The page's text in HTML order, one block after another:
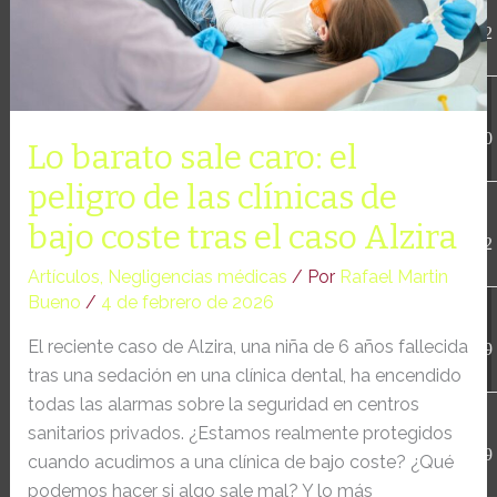
Medicas-Rafael-Martin-
Bueno.pluginlist.2020-10-
KB
10-13
23:07:52
accesson.php 374 B
2026-
08:53:30
adman.286.txt 5 B
22:19:22
adman.830.txt
22:30:19
adman.918.txt 6 B
08-07
22:21:09
por
las
graves
secuelas
de
un
parto
Lo barato sale caro: el
peligro de las clínicas de
bajo coste tras el caso Alzira
Artículos, Negligencias médicas / Por Rafael Martin
Bueno / 4 de febrero de 2026
El reciente caso de Alzira, una niña de 6 años fallecida
tras una sedación en una clínica dental, ha encendido
todas las alarmas sobre la seguridad en centros
sanitarios privados. ¿Estamos realmente protegidos
cuando acudimos a una clínica de bajo coste? ¿Qué
podemos hacer si algo sale mal? Y lo más